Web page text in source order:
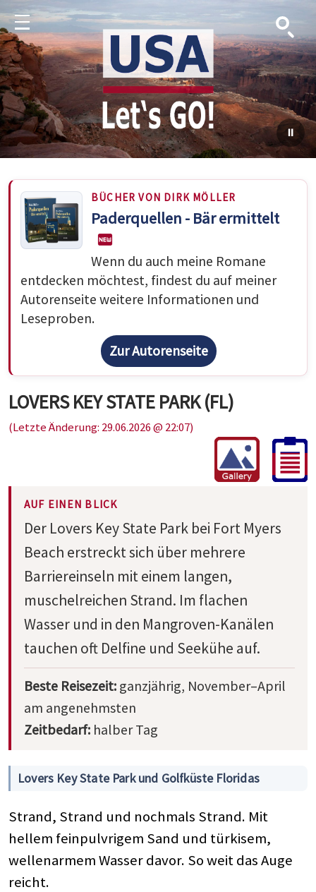
Menu Suche
BÜCHER VON DIRK MÖLLER
Paderquellen - Bär ermittelt
Wenn du auch meine Romane
entdecken möchtest, findest du auf meiner
Autorenseite weitere Informationen und
Leseproben.
Zur Autorenseite
LOVERS KEY STATE PARK (FL)
(Letzte Änderung: 29.06.2026 @ 22:07)
AUF EINEN BLICK
Der Lovers Key State Park bei Fort Myers
Beach erstreckt sich über mehrere
Barriereinseln mit einem langen,
muschelreichen Strand. Im flachen
Wasser und in den Mangroven-Kanälen
tauchen oft Delfine und Seekühe auf.
Beste Reisezeit: ganzjährig, November–April
am angenehmsten
Zeitbedarf: halber Tag
Lovers Key State Park und Golfküste Floridas
Strand, Strand und nochmals Strand. Mit
hellem feinpulvrigem Sand und türkisem,
wellenarmem Wasser davor. So weit das Auge
reicht.